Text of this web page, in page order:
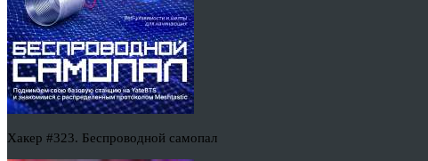
Хакер #323. Беспроводной самопал